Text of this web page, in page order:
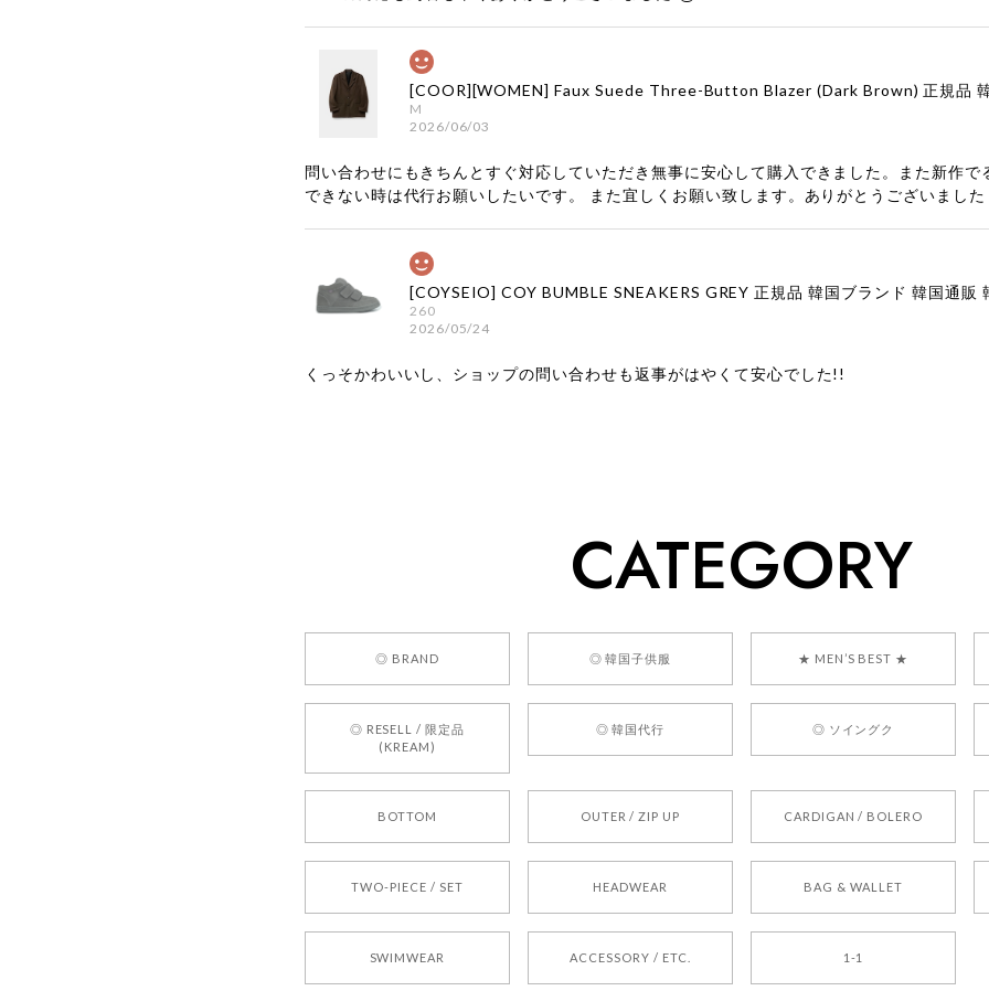
M
2026/06/03
問い合わせにもきちんとすぐ対応していただき無事に安心して購入できました。また新作で
できない時は代行お願いしたいです。 また宜しくお願い致します。ありがとうございました
260
2026/05/24
くっそかわいいし、ショップの問い合わせも返事がはやくて安心でした!!
2026/05/24
250
2026/05/24
CATEGORY
◎ BRAND ◎ 韓国子供服 ★ MEN’S BEST ★
◎ RESELL / 限定品
(KREAM)
◎ 韓国代行 ◎ ソイングク
BOTTOM OUTER / ZIP UP CARDIGAN / BOLERO
TWO-PIECE / SET HEADWEAR BAG & WALLET
SWIMWEAR ACCESSORY / ETC. 1-1